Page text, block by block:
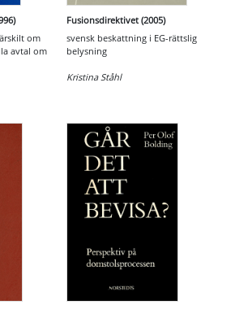
om
avtal om
Fusionsdirektivet (2005)
svensk beskattning i EG-rättslig
belysning
Kristina Ståhl